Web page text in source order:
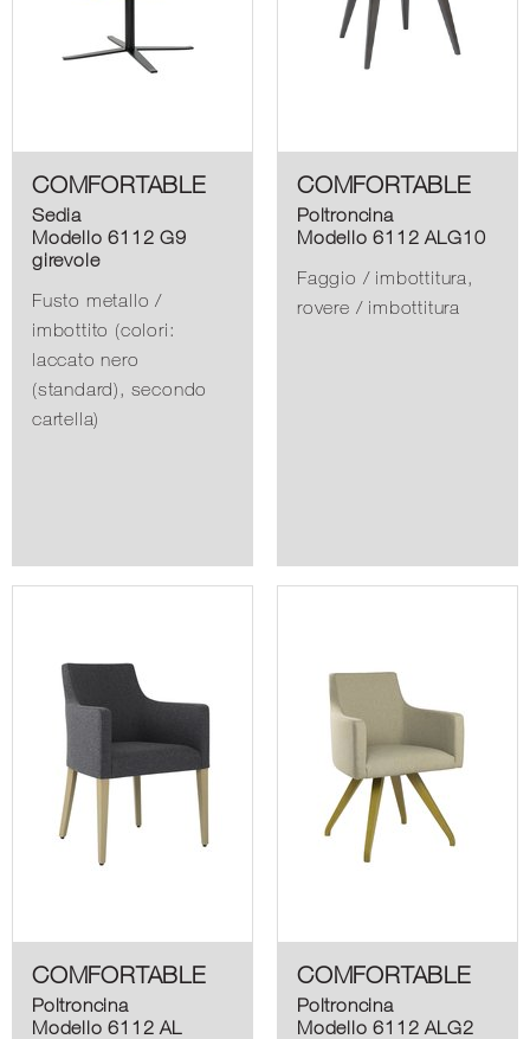
COMFORTABLE
Sedia
Modello 6112 G9
girevole
Fusto metallo /
imbottito (colori:
laccato nero
(standard), secondo
cartella)
COMFORTABLE
Poltroncina
Modello 6112 ALG10
Faggio / imbottitura,
rovere / imbottitura
COMFORTABLE
Poltroncina
Modello 6112 AL
COMFORTABLE
Poltroncina
Modello 6112 ALG2